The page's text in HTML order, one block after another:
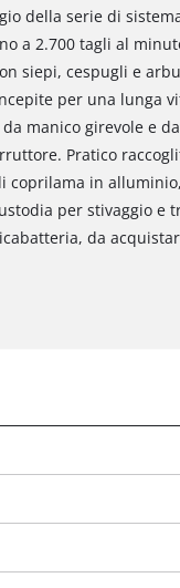
della serie di
a 2.700 tagli al
siepi, cespugli e
per una lunga
da manico girevole e
Pratico
coprilama in
per stivaggio e
da